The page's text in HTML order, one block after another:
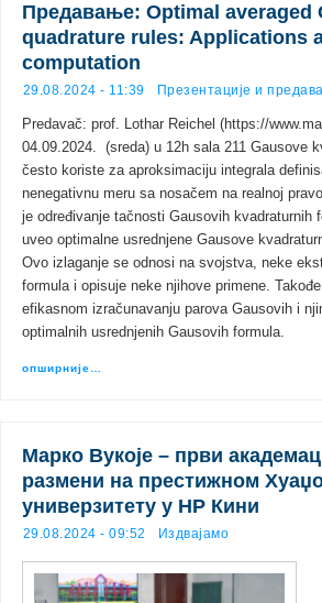
Предавање: Optimal averaged
quadrature rules: Applications
computation
29.08.2024 - 11:39 Презентације и
Predavač: prof. Lothar Reichel (https://
04.09.2024. (sreda) u 12h sala 211 Gausove
često koriste za aproksimaciju integrala
nenegativnu meru sa nosačem na realnoj
je određivanje tačnosti Gausovih kvadraturnih
uveo optimalne usrednjene Gausove
Ovo izlaganje se odnosi na svojstva, neke
formula i opisuje neke njihove primene.
efikasnom izračunavanju parova Gausovih i
optimalnih usrednjenih Gausovih formula.
опширније…
Марко Вукоје – први
размени на престижном
универзитету у НР Кини
29.08.2024 - 09:52 Издвајамо